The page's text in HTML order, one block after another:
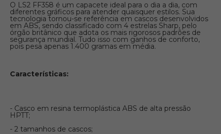
O LS2 FF358 é um capacete ideal para o dia a dia, com
diferentes gráficos para atender quaisquer estilos. Sua
tecnologia tornou-se referência em cascos desenvolvidos
em ABS, sendo classificado com 4 estrelas Sharp, pelo
órgão britânico que adota os mais rigorosos padrões de
segurança mundial. Tudo isso com ganhos de conforto,
pois pesa apenas 1.400 gramas em média.
Características:
- Casco em resina termoplástica ABS de alta pressão
HPTT;
- 2 tamanhos de cascos;